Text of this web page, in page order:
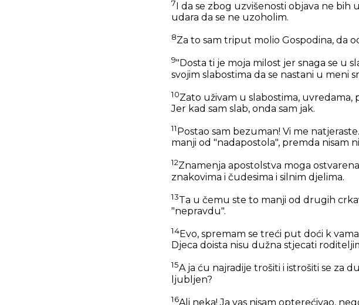
7I da se zbog uzvišenosti objava ne bih
udara da se ne uzoholim.
8Za to sam triput molio Gospodina, da
9"Dosta ti je moja milost jer snaga se u
svojim slabostima da se nastani u meni
10Zato uživam u slabostima, uvredama,
Jer kad sam slab, onda sam jak.
11 Postao sam bezuman! Vi me
manji od "nadapostola", premda nisam
12Znamenja apostolstva moga
znakovima i čudesima i silnim djelima.
13Ta u čemu ste to manji od drugih
"nepravdu".
14Evo, spremam se treći put doći k
Djeca doista nisu dužna stjecati
15A ja ću najradije trošiti i istrošiti se za
ljubljen?
16Ali neka! Ja vas nisam opterećivao,